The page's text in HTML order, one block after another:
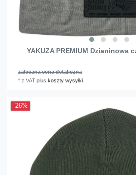
YAKUZA PREMIUM Dzianinowa
zalecana cena detaliczna
*z VAT pluskoszty wysyłki
-26%